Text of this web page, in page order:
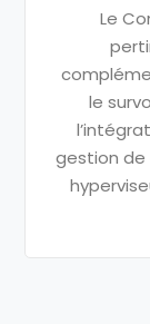
Le
le
gestion de